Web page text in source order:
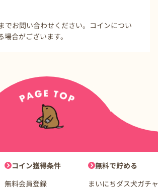
でお問い合わせください。コインについ
合がございます。
コイン獲得条件
無料会員登録
無料で貯める
まいにちダス犬ガチャ